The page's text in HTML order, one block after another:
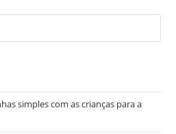
simples com as crianças para a